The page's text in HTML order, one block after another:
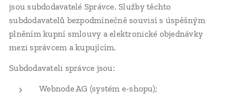
jsou subdodavatelé Správce. Služby těchto
subdodavatelů bezpodmínečně souvisí s úspěšným
plněním kupní smlouvy a elektronické objednávky
mezi správcem a kupujícím.
Subdodavateli správce jsou:
Webnode AG (systém e-shopu);